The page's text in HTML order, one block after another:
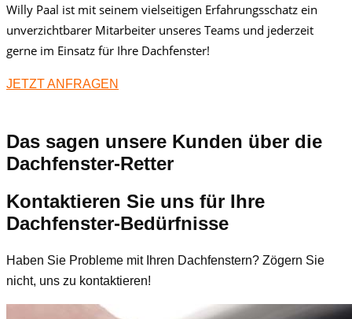
Willy Paal ist mit seinem vielseitigen Erfahrungsschatz ein
unverzichtbarer Mitarbeiter unseres Teams und jederzeit
gerne im Einsatz für Ihre Dachfenster!
JETZT ANFRAGEN
Das sagen unsere Kunden über die
Dachfenster-Retter
Kontaktieren Sie uns für Ihre
Dachfenster-Bedürfnisse
Haben Sie Probleme mit Ihren Dachfenstern? Zögern Sie
nicht, uns zu kontaktieren!